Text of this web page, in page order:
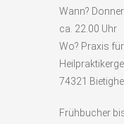
Wann?
ca. 22.00 Uhr
Wo? Praxis
74321
Frühbucher